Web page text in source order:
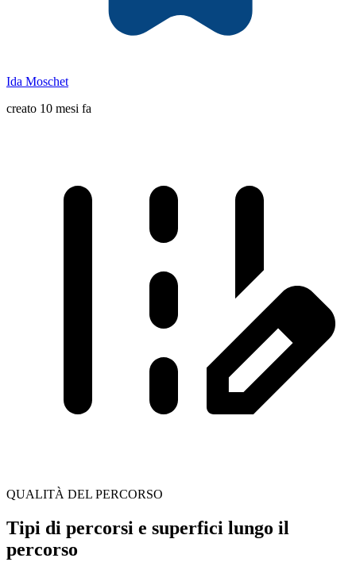
Ida Moschet
creato 10 mesi fa
QUALITÀ DEL PERCORSO
Tipi di percorsi e superfici lungo il
percorso